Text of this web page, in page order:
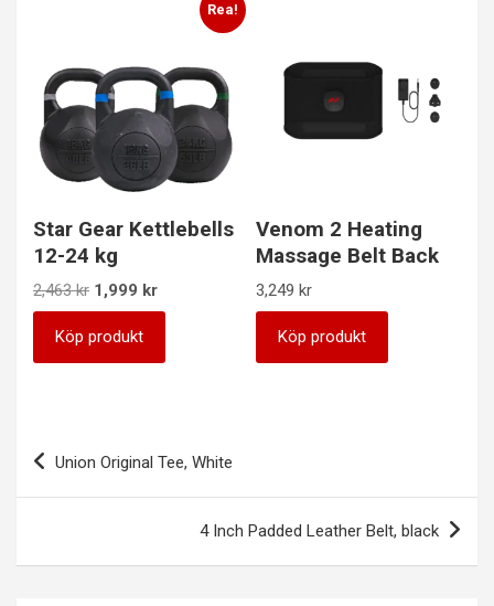
Rea!
Star Gear Kettlebells
12-24 kg
2,463kr Det
ursprungliga
priset
var:
1,999 krDet
nuvarande
är:
Köp produkt
Venom 2 Heating
Massage Belt Back
3,249 kr
Köp produkt
Inläggsnavigering
Union Original Tee, White
4 Inch Padded Leather Belt, black